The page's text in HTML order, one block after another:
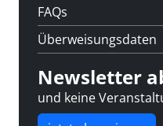
FAQs
Überweisungsdaten
Newsletter
und keine